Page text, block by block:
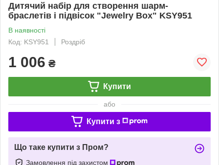
Дитячий набір для створення шарм-
браслетів і підвісок "Jewelry Box" KSY951
В наявності
Код: KSY951
Роздріб
1 006 ₴
Купити
або
Купити з
Що таке купити з Пром?
Замовлення під захистом